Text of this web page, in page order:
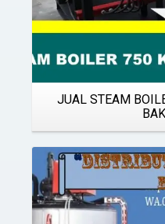
JUAL STEAM